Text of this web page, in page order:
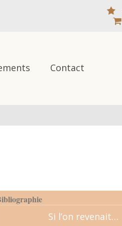
Contact
Si l’on revenait…